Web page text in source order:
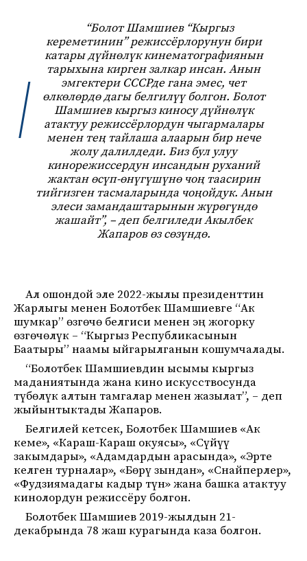
“Болот Шамшиев “Кыргыз
кереметинин” режиссёрлорунун бири
катары дүйнөлүк кинематографиянын
тарыхына кирген залкар инсан. Анын
эмгектери СССРде гана эмес, чет
өлкөлөрдө дагы белгилүү болгон. Болот
Шамшиев кыргыз киносу дүйнөлүк
атактуу режиссёрлордун чыгармалары
менен тең тайлаша алаарын бир нече
жолу далилдеди. Биз бул улуу
кинорежиссердун инсандын руханий
жактан өсүп-өнүгүшүнө чоң таасирин
тийгизген тасмаларында чоңойдук. Анын
элеси замандаштарынын жүрөгүндө
жашайт”, – деп белгиледи Акылбек
Жапаров өз сөзүндө.
Ал ошондой эле 2022-жылы президенттин
Жарлыгы менен Болотбек Шамшиевге “Ак
шумкар” өзгөчө белгиси менен эң жогорку
өзгөчөлүк – “Кыргыз Республикасынын
Баатыры” наамы ыйгарылганын кошумчалады.
“Болотбек Шамшиевдин ысымы кыргыз
маданиятында жана кино искусствосунда
түбөлүк алтын тамгалар менен жазылат”, – деп
жыйынтыктады Жапаров.
Белгилей кетсек, Болотбек Шамшиев «Ак
кеме», «Караш-Караш окуясы», «Сүйүү
закымдары», «Адамдардын арасында», «Эрте
келген турналар», «Бөрү зындан», «Снайперлер»,
«Фудзиямадагы кадыр түн» жана башка атактуу
кинолордун режиссёру болгон.
Болотбек Шамшиев 2019-жылдын 21-
декабрында 78 жаш курагында каза болгон.